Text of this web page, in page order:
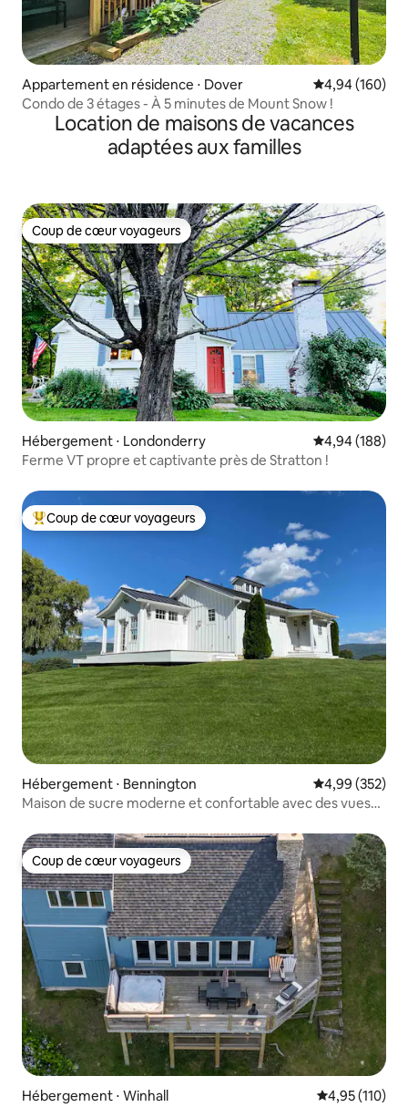
Appartement en résidence ⋅ Dover Évaluation
4,94 (160)
Condo de 3 étages - À 5 minutes de Mount Snow !
Location de maisons de vacances
adaptées aux familles
Coup de cœur voyageurs
Coup de cœur voyageurs
Hébergement ⋅ Londonderry Évaluation
4,94 (188)
Ferme VT propre et captivante près de Stratton !
Coups de cœur voyageurs les plus appréciés
Coup de cœur voyageurs
Hébergement ⋅ Bennington Évaluation
4,99 (352)
Maison de sucre moderne et confortable avec des vues
Coup de cœur voyageurs
Coup de cœur voyageurs
Hébergement ⋅ Winhall Évaluation
4,95 (110)